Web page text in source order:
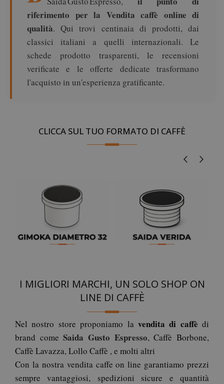
riferimento per la Vendita caffè online di
qualità. Qui trovi centinaia di prodotti, dai
classici italiani a quelli internazionali. Le
schede prodotto trasparenti, le recensioni
verificate e le offerte dedicate trasformano
l'acquisto in un'esperienza gratificante.
CLICCA SUL TUO FORMATO DI CAFFÈ
I MIGLIORI MARCHI, UN SOLO SHOP ON
LINE DI CAFFÈ
Nel nostro store proponiamo la vendita di caffè di
brand comeSaida Gusto Espresso, Caffè Borbone,
Caffè Lavazza, Lollo Caffè , e molti altri
Con la nostra vendita caffe on line garantiamo prezzi
sempre vantaggiosi, spedizioni sicure e quantità